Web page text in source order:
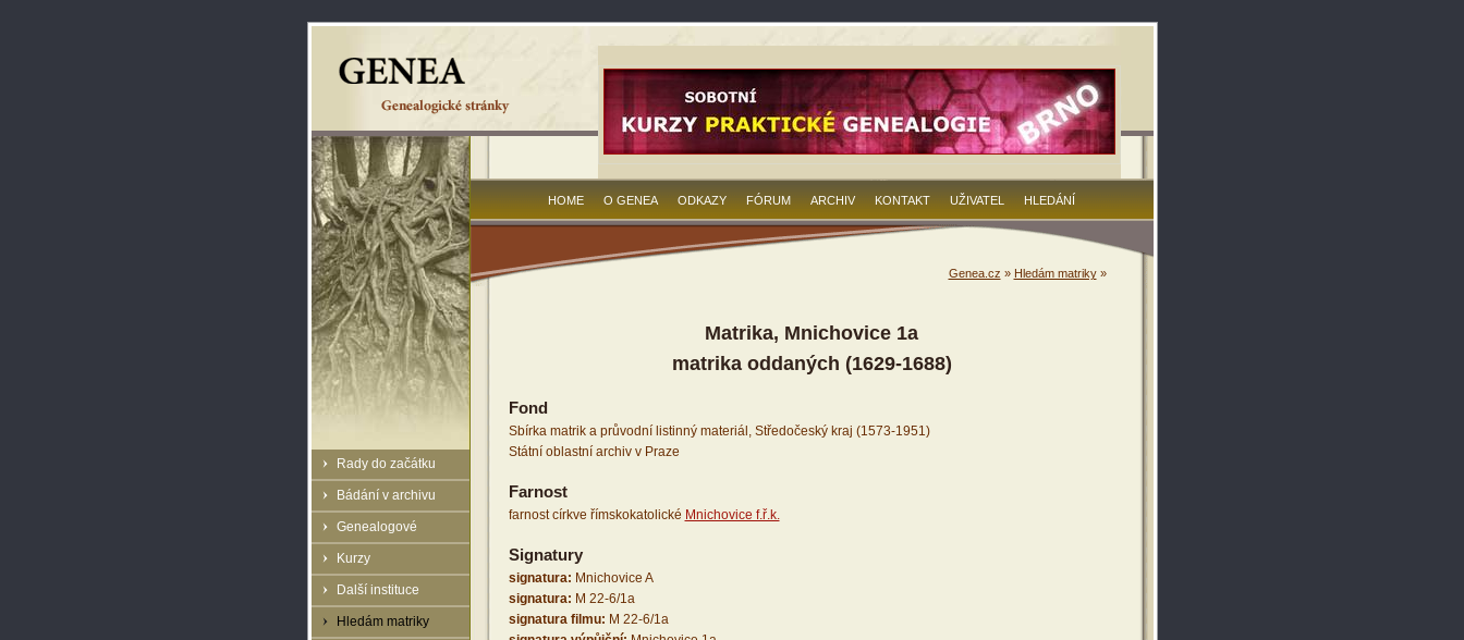
Rady do začátku
Bádání v archivu
Genealogové
Kurzy
Další instituce
Hledám matriky
HOME O GENEA ODKAZY FÓRUM ARCHIV KONTAKT UŽIVATEL HLEDÁNÍ
Genea.cz » Hledám matriky»
Matrika, Mnichovice 1a
matrika oddaných (1629-1688)
Fond
Sbírka matrik a průvodní listinný materiál, Středočeský kraj (1573-1951)
Státní oblastní archiv v Praze
Farnost
farnost církve římskokatolické Mnichovice f.ř.k.
Signatury
signatura: Mnichovice A
signatura: M 22-6/1a
signatura filmu: M 22-6/1a